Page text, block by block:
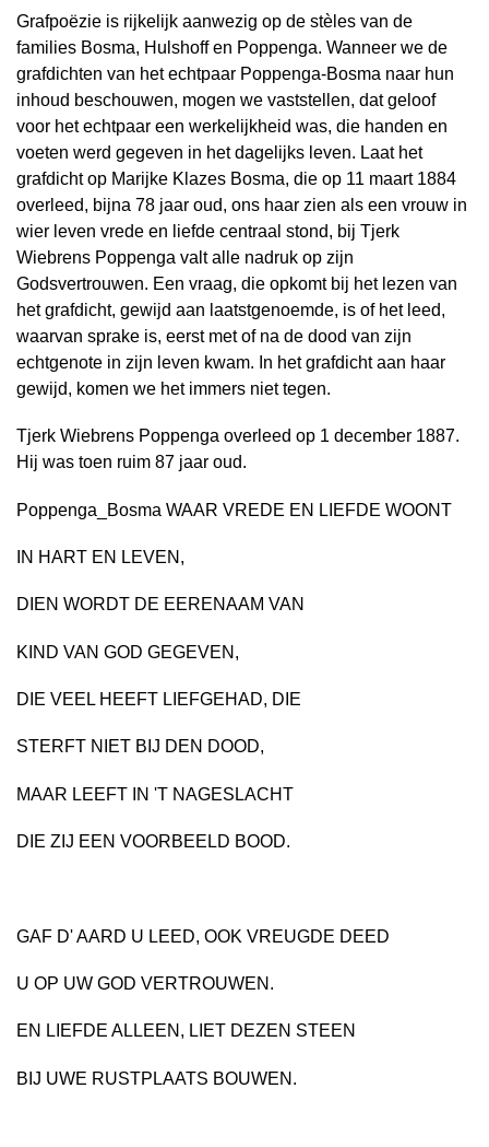
Grafpoëzie is rijkelijk aanwezig op de stèles van de
families Bosma, Hulshoff en Poppenga. Wanneer we de
grafdichten van het echtpaar Poppenga-Bosma naar hun
inhoud beschouwen, mogen we vaststellen, dat geloof
voor het echtpaar een werkelijkheid was, die handen en
voeten werd gegeven in het dagelijks leven. Laat het
grafdicht op Marijke Klazes Bosma, die op 11 maart 1884
overleed, bijna 78 jaar oud, ons haar zien als een vrouw in
wier leven vrede en liefde centraal stond, bij Tjerk
Wiebrens Poppenga valt alle nadruk op zijn
Godsvertrouwen. Een vraag, die opkomt bij het lezen van
het grafdicht, gewijd aan laatstgenoemde, is of het leed,
waarvan sprake is, eerst met of na de dood van zijn
echtgenote in zijn leven kwam. In het grafdicht aan haar
gewijd, komen we het immers niet tegen.
Tjerk Wiebrens Poppenga overleed op 1 december 1887.
Hij was toen ruim 87 jaar oud.
Poppenga_Bosma WAAR VREDE EN LIEFDE WOONT
IN HART EN LEVEN,
DIEN WORDT DE EERENAAM VAN
KIND VAN GOD GEGEVEN,
DIE VEEL HEEFT LIEFGEHAD, DIE
STERFT NIET BIJ DEN DOOD,
MAAR LEEFT IN 'T NAGESLACHT
DIE ZIJ EEN VOORBEELD BOOD.
GAF D' AARD U LEED, OOK VREUGDE DEED
U OP UW GOD VERTROUWEN.
EN LIEFDE ALLEEN, LIET DEZEN STEEN
BIJ UWE RUSTPLAATS BOUWEN.